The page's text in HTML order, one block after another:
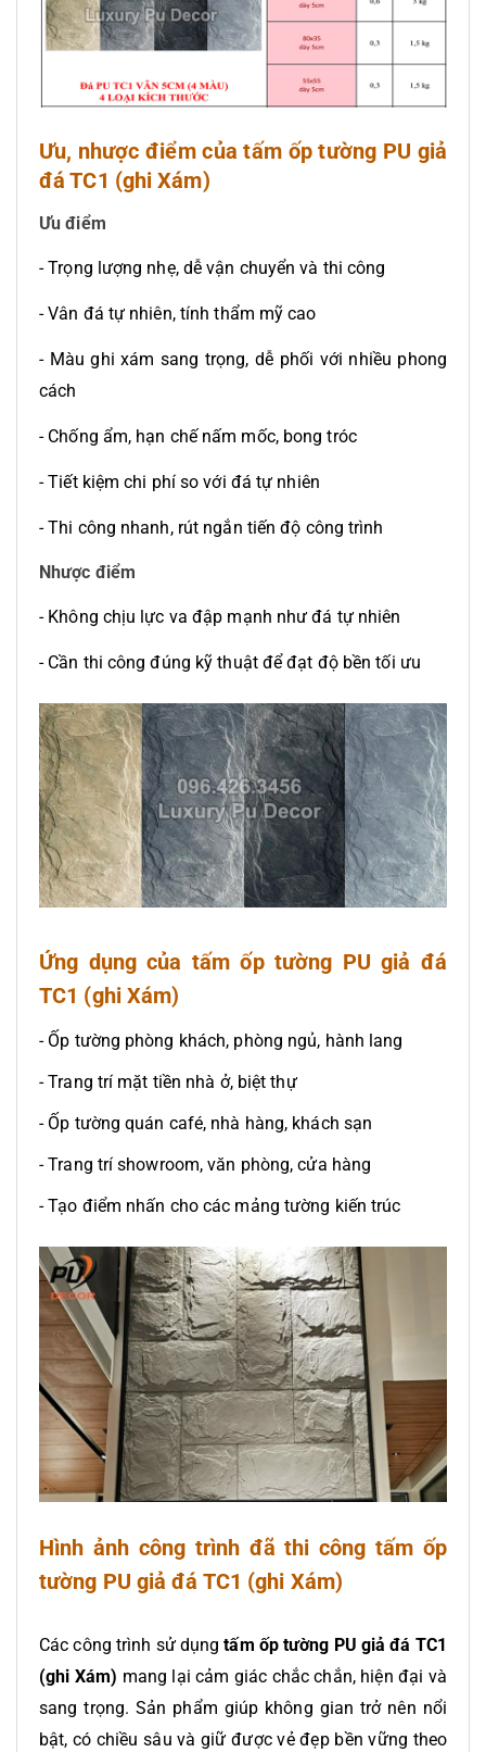
Ưu, nhược điểm của tấm ốp tường PU giả
đá TC1 (ghi Xám)
Ưu điểm
- Trọng lượng nhẹ, dễ vận chuyển và thi công
- Vân đá tự nhiên, tính thẩm mỹ cao
- Màu ghi xám sang trọng, dễ phối với nhiều phong
cách
- Chống ẩm, hạn chế nấm mốc, bong tróc
- Tiết kiệm chi phí so với đá tự nhiên
- Thi công nhanh, rút ngắn tiến độ công trình
Nhược điểm
- Không chịu lực va đập mạnh như đá tự nhiên
- Cần thi công đúng kỹ thuật để đạt độ bền tối ưu
Ứng dụng của tấm ốp tường PU giả đá
TC1 (ghi Xám)
- Ốp tường phòng khách, phòng ngủ, hành lang
- Trang trí mặt tiền nhà ở, biệt thự
- Ốp tường quán café, nhà hàng, khách sạn
- Trang trí showroom, văn phòng, cửa hàng
- Tạo điểm nhấn cho các mảng tường kiến trúc
Hình ảnh công trình đã thi công tấm ốp
tường PU giả đá TC1 (ghi Xám)
Các công trình sử dụngtấm ốp tường PU giả đá TC1
(ghi Xám) mang lại cảm giác chắc chắn, hiện đại và
sang trọng. Sản phẩm giúp không gian trở nên nổi
bật, có chiều sâu và giữ được vẻ đẹp bền vững theo